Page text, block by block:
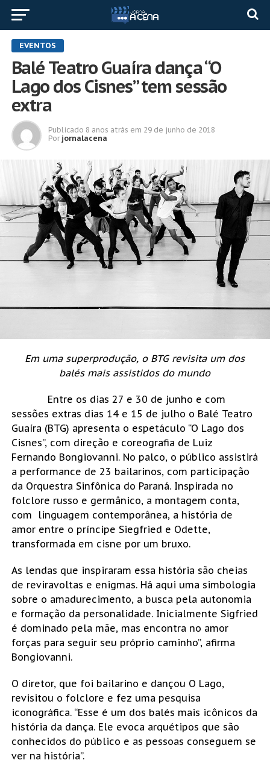
EVENTOS
Balé Teatro Guaíra dança “O
Lago dos Cisnes” tem sessão
extra
Publicado 8 anos atrás em 29 de junho de 2018
Por jornalacena
Em uma superprodução, o BTG revisita um dos
balés mais assistidos do mundo
Entre os dias 27 e 30 de junho e com
sessões extras dias 14 e 15 de julho o Balé Teatro
Guaíra (BTG) apresenta o espetáculo “O Lago dos
Cisnes”, com direção e coreografia de Luiz
Fernando Bongiovanni. No palco, o público assistirá
a performance de 23 bailarinos, com participação
da Orquestra Sinfônica do Paraná. Inspirada no
folclore russo e germânico, a montagem conta,
com linguagem contemporânea, a história de
amor entre o príncipe Siegfried e Odette,
transformada em cisne por um bruxo.
As lendas que inspiraram essa história são cheias
de reviravoltas e enigmas. Há aqui uma simbologia
sobre o amadurecimento, a busca pela autonomia
e formação da personalidade. Inicialmente Sigfried
é dominado pela mãe, mas encontra no amor
forças para seguir seu próprio caminho”, afirma
Bongiovanni.
O diretor, que foi bailarino e dançou O Lago,
revisitou o folclore e fez uma pesquisa
iconográfica. “Esse é um dos balés mais icônicos da
história da dança. Ele evoca arquétipos que são
conhecidos do público e as pessoas conseguem se
ver na história”.